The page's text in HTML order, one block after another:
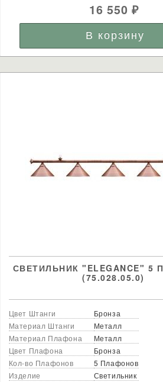
16 550 ₽
СВЕТИЛЬНИК "ELEGANCE" 5
(75.028.05.0)
Цвет Штанги
Бронза
Материал Штанги
Металл
Материал Плафона
Металл
Цвет Плафона
Бронза
Кол-во Плафонов
5 Плафонов
Изделие
Светильник